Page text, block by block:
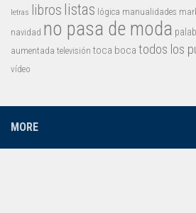
letras libros listas lógica manualidades
navidad no pasa de moda
aumentada televisión toca boca todos los
vídeo
MORE